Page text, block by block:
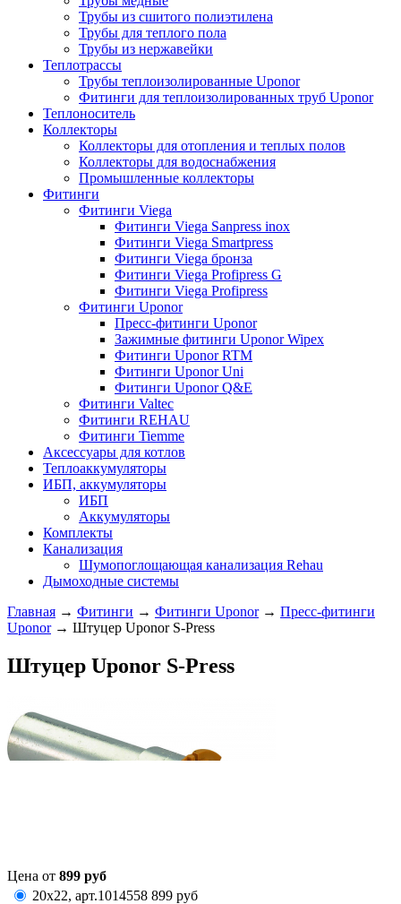
Трубы из сшитого полиэтилена
Трубы для теплого пола
Трубы из нержавейки
Теплотрассы
Трубы теплоизолированные Uponor
Фитинги для теплоизолированных труб Uponor
Теплоноситель
Коллекторы
Коллекторы для отопления и теплых полов
Коллекторы для водоснабжения
Промышленные коллекторы
Фитинги
Фитинги Viega
Фитинги Viega Sanpress inox
Фитинги Viega Smartpress
Фитинги Viega бронза
Фитинги Viega Profipress G
Фитинги Viega Profipress
Фитинги Uponor
Пресс-фитинги Uponor
Зажимные фитинги Uponor Wipex
Фитинги Uponor RTM
Фитинги Uponor Uni
Фитинги Uponor Q&E
Фитинги Valtec
Фитинги REHAU
Фитинги Tiemme
Аксессуары для котлов
Теплоаккумуляторы
ИБП, аккумуляторы
ИБП
Аккумуляторы
Комплекты
Канализация
Шумопоглощающая канализация Rehau
Дымоходные системы
Главная → Фитинги → Фитинги Uponor→ Пресс-фитинги
Uponor→ Штуцер Uponor S-Press
Штуцер Uponor S-Press
Цена от 899 руб
20х22, арт.1014558 899 руб